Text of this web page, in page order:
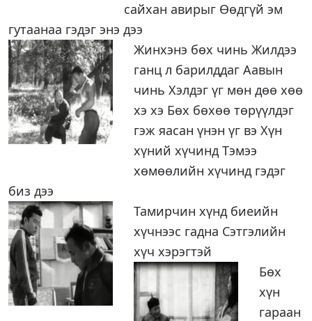
сайхан авирыг Өөдгүй эм
гутаанаа гэдэг энэ дээ
Жинхэнэ бөх чинь Жилдээ
ганц л барилддаг Аавын
чинь Хэлдэг үг мөн дөө хөө
хэ хэ Бөх бөхөө төрүүлдэг
гэж яасан үнэн үг вэ Хүн
хүний хүчинд Тэмээ
хөмөөлийн хүчинд гэдэг
биз дээ
Тамирчин хүнд биеийн
хүчнээс гадна Сэтгэлийн
хүч хэрэгтэй
Бөх
хүн
гараан